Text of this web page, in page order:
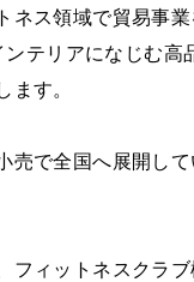
ネス領域で貿易事
テリアになじむ高
ます。
売で全国へ展開し
フィットネスクラ